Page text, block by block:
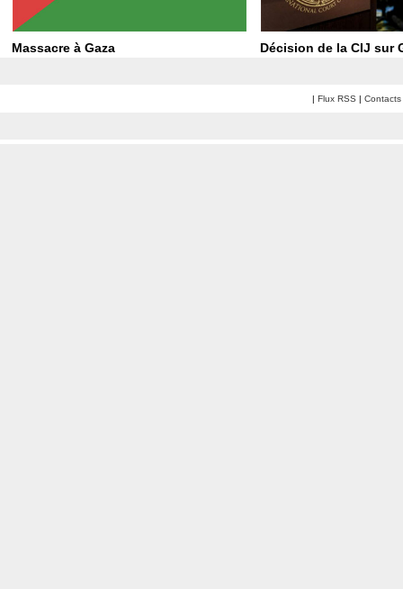
Massacre à Gaza Décision de la CIJ sur
| Flux RSS | Contacts